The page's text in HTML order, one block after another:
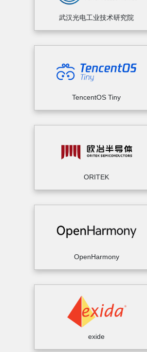
武汉光电工业技术研究院
TencentOS Tiny
ORITEK
OpenHarmony
exide